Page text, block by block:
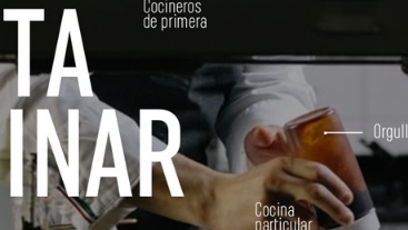
acoge el sábado día9 de enero a las 19 horasuna